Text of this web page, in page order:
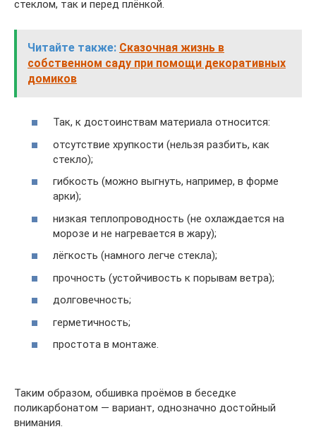
стеклом, так и перед плёнкой.
Читайте также: Сказочная жизнь в
собственном саду при помощи декоративных
домиков
Так, к достоинствам материала относится:
отсутствие хрупкости (нельзя разбить, как
стекло);
гибкость (можно выгнуть, например, в форме
арки);
низкая теплопроводность (не охлаждается на
морозе и не нагревается в жару);
лёгкость (намного легче стекла);
прочность (устойчивость к порывам ветра);
долговечность;
герметичность;
простота в монтаже.
Таким образом, обшивка проёмов в беседке
поликарбонатом — вариант, однозначно достойный
внимания.